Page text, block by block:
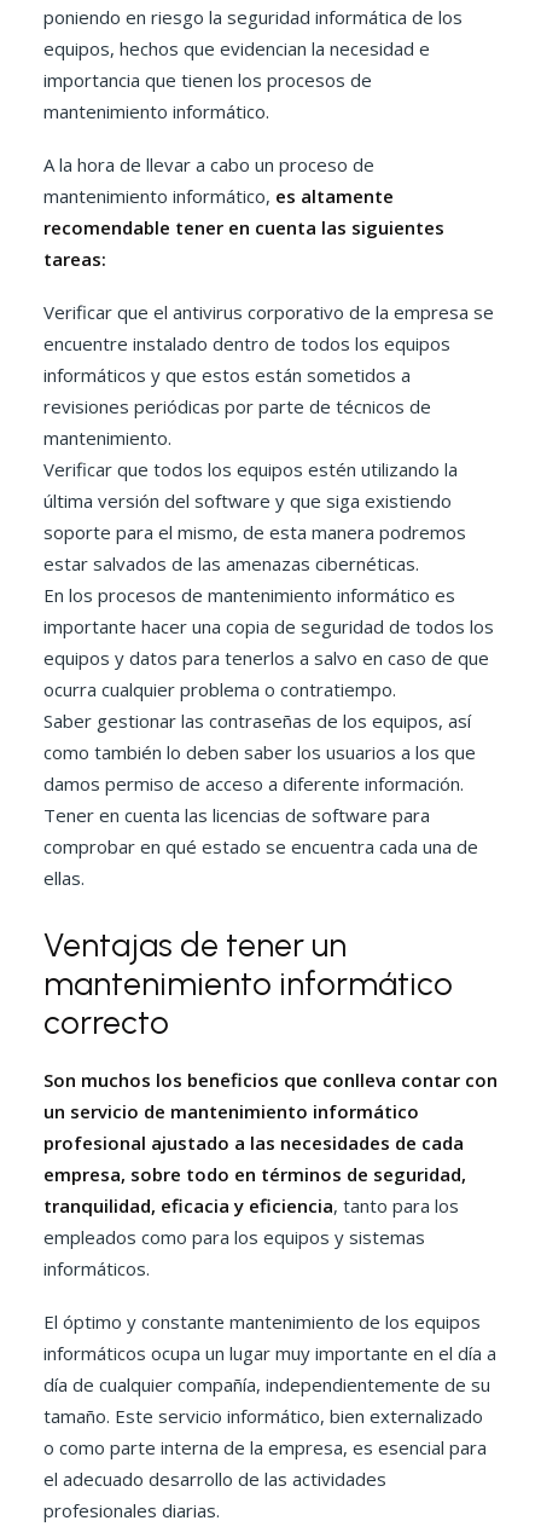
poniendo en riesgo la seguridad informática de los
equipos, hechos que evidencian la necesidad e
importancia que tienen los procesos de
mantenimiento informático.
A la hora de llevar a cabo un proceso de
mantenimiento informático, es altamente
recomendable tener en cuenta las siguientes
tareas:
Verificar que el antivirus corporativo de la empresa se
encuentre instalado dentro de todos los equipos
informáticos y que estos están sometidos a
revisiones periódicas por parte de técnicos de
mantenimiento.
Verificar que todos los equipos estén utilizando la
última versión del software y que siga existiendo
soporte para el mismo, de esta manera podremos
estar salvados de las amenazas cibernéticas.
En los procesos de mantenimiento informático es
importante hacer una copia de seguridad de todos los
equipos y datos para tenerlos a salvo en caso de que
ocurra cualquier problema o contratiempo.
Saber gestionar las contraseñas de los equipos, así
como también lo deben saber los usuarios a los que
damos permiso de acceso a diferente información.
Tener en cuenta las licencias de software para
comprobar en qué estado se encuentra cada una de
ellas.
Ventajas de tener un
mantenimiento informático
correcto
Son muchos los beneficios que conlleva contar con
un servicio de mantenimiento informático
profesional ajustado a las necesidades de cada
empresa, sobre todo en términos de seguridad,
tranquilidad, eficacia y eficiencia, tanto para los
empleados como para los equipos y sistemas
informáticos.
El óptimo y constante mantenimiento de los equipos
informáticos ocupa un lugar muy importante en el día a
día de cualquier compañía, independientemente de su
tamaño. Este servicio informático, bien externalizado
o como parte interna de la empresa, es esencial para
el adecuado desarrollo de las actividades
profesionales diarias.